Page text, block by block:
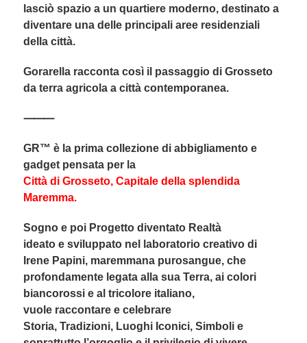
lasciò spazio a un quartiere moderno, destinato a
diventare una delle principali aree residenziali
della città.
Gorarella racconta così il passaggio di Grosseto
da terra agricola a città contemporanea.
⸻
GR™ è la prima collezione di abbigliamento e
gadget pensata per la
Città di Grosseto, Capitale della splendida
Maremma.
Sogno e poi Progetto diventato Realtà
ideato e sviluppato nel laboratorio creativo di
Irene Papini, maremmana purosangue, che
profondamente legata alla sua Terra, ai colori
biancorossi e al tricolore italiano,
vuole raccontare e celebrare
Storia, Tradizioni, Luoghi Iconici, Simboli e